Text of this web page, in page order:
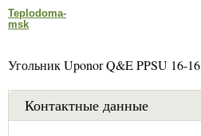
Teplodoma-
msk
Угольник Uponor Q&E PPSU 16-16
Контактные данные